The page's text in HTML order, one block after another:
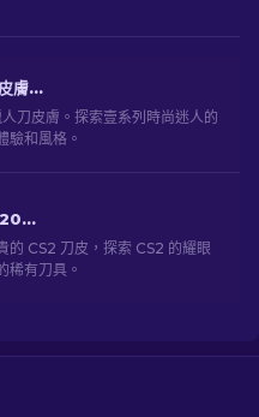
CS2 中最佳獵人刀皮膚 [2026]
刀皮膚。探索壹系列時尚迷人的
驗和風格。
最貴的 CS2 刀具 [2026]
的 CS2 刀皮，探索 CS2 的耀眼
稀有刀具。